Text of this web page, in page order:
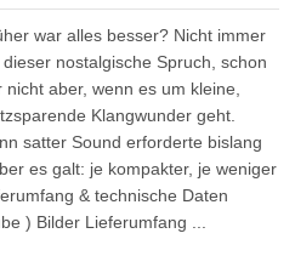
war alles besser? Nicht immer
dieser nostalgische Spruch, schon
nicht aber, wenn es um kleine,
Klangwunder geht.
satter Sound erforderte bislang
es galt: je kompakter, je weniger
& technische Daten
) Bilder Lieferumfang ...